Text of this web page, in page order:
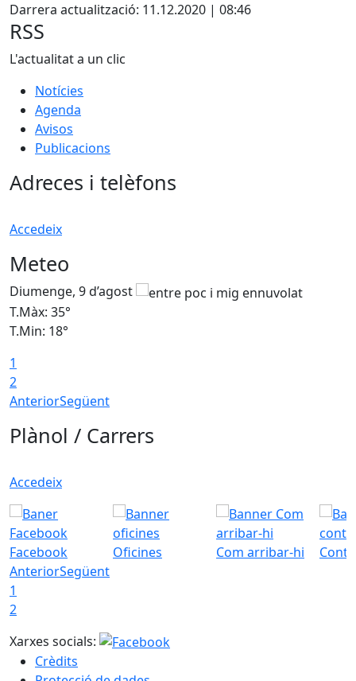
Darrera actualització: 11.12.2020 | 08:46
RSS
L'actualitat a un clic
Notícies
Agenda
Avisos
Publicacions
Adreces i telèfons
Accedeix
Meteo
Diumenge, 9 d’agost
T.Màx: 35°
T.Min: 18°
1
2
AnteriorSegüent
Plànol / Carrers
Accedeix
Facebook Oficines Com arribar-hi
AnteriorSegüent
1
2
Xarxes socials:
Crèdits